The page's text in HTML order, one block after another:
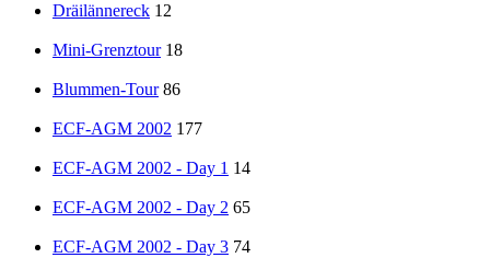
Dräilännereck 12
Mini-Grenztour 18
Blummen-Tour 86
ECF-AGM 2002 177
ECF-AGM 2002 - Day 1 14
ECF-AGM 2002 - Day 2 65
ECF-AGM 2002 - Day 3 74